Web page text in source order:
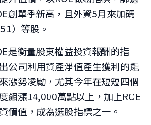
創單季新高，且外資5月來加碼
）等股。
是衡量股東權益投資報酬的指
公司利用資產淨值產生獲利的能
漲勢凌勵，尤其今年在短短四個
飆漲14,000萬點以上，加上ROE
價值，成為選股指標之一。